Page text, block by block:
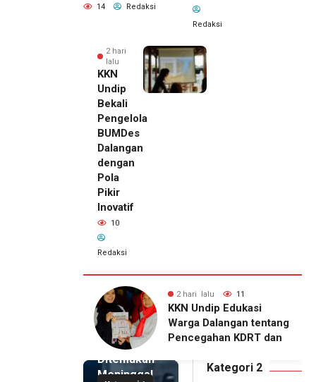
14 Redaksi
Redaksi
2 hari
lalu
KKN
Undip
Bekali
Pengelola
BUMDes
Dalangan
dengan
Pola
Pikir
Inovatif
10
Redaksi
2 hari lalu 10
KKN Undip Bekali
Pengelola BUMDes
Dalangan dengan Pola
2 hari lalu
Pemilik
Royal
Phone
Ditemukan
Meninggal
Kategori 2